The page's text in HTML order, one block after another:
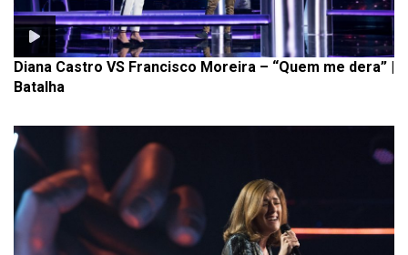
Diana Castro VS Francisco Moreira – “Quem me dera” |
Batalha